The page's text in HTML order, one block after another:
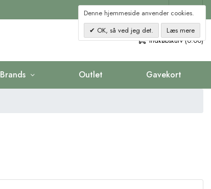
Kontakt
0
Indkøbskurv (0.00)
Brands Outlet Gavekort
Denne hjemmeside anvender cookies.
OK, så ved jeg det.
Læs mere